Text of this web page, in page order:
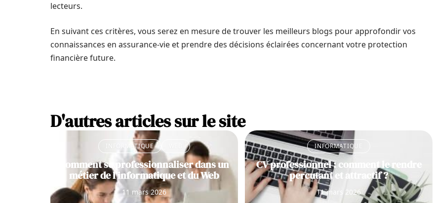
lecteurs.
En suivant ces critères, vous serez en mesure de trouver les meilleurs blogs pour approfondir vos
connaissances en assurance-vie et prendre des décisions éclairées concernant votre protection
financière future.
D'autres articles sur le site
INFORMATIQUE
Comment se professionnaliser dans un
métier de l’informatique et du Web
11 mars 2026
INFORMATIQUE
CV professionnel : comment le rendre
percutant et attractif ?
11 mars 2026